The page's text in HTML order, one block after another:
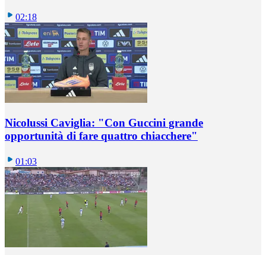
02:18
Nicolussi Caviglia: "Con Guccini grande
opportunità di fare quattro chiacchere"
01:03